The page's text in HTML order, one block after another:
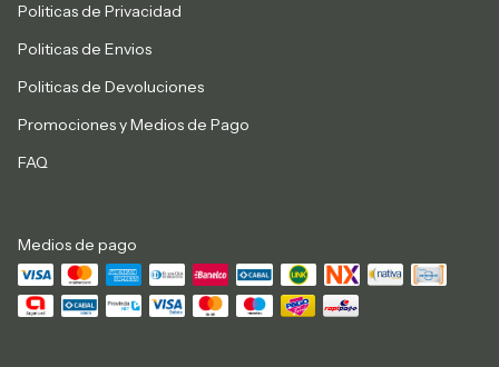
Politicas de Privacidad
Politicas de Envios
Politicas de Devoluciones
Promociones y Medios de Pago
FAQ
Medios de pago